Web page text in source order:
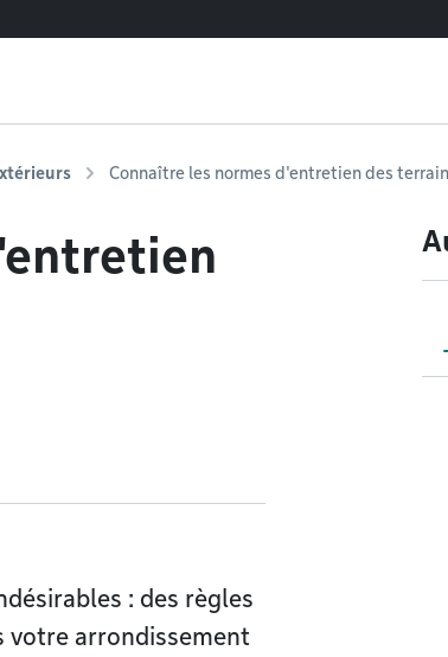
Connaître les normes d'entretien des
: des règles
votre arrondissement